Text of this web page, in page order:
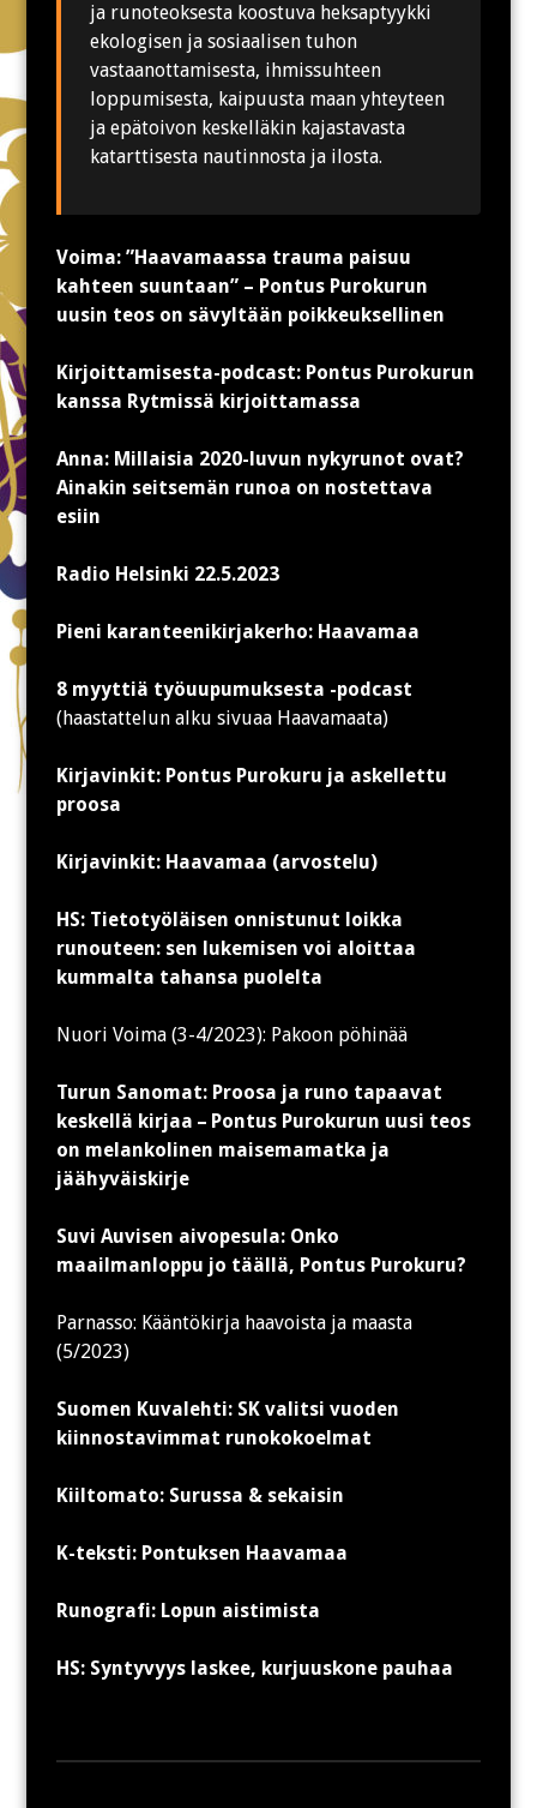
ja runoteoksesta koostuva heksaptyykki
ekologisen ja sosiaalisen tuhon
vastaanottamisesta, ihmissuhteen
loppumisesta, kaipuusta maan yhteyteen
ja epätoivon keskelläkin kajastavasta
katarttisesta nautinnosta ja ilosta.
Voima: ”Haavamaassa trauma paisuu
kahteen suuntaan” – Pontus Purokurun
uusin teos on sävyltään poikkeuksellinen
Kirjoittamisesta-podcast: Pontus Purokurun
kanssa Rytmissä kirjoittamassa
Anna: Millaisia 2020-luvun nykyrunot ovat?
Ainakin seitsemän runoa on nostettava
esiin
Radio Helsinki 22.5.2023
Pieni karanteenikirjakerho: Haavamaa
8 myyttiä työuupumuksesta -podcast
(haastattelun alku sivuaa Haavamaata)
Kirjavinkit: Pontus Purokuru ja askellettu
proosa
Kirjavinkit: Haavamaa (arvostelu)
HS: Tietotyöläisen onnistunut loikka
runouteen: sen lukemisen voi aloittaa
kummalta tahansa puolelta
Nuori Voima (3-4/2023): Pakoon pöhinää
Turun Sanomat: Proosa ja runo tapaavat
keskellä kirjaa – Pontus Purokurun uusi teos
on melankolinen maisemamatka ja
jäähyväiskirje
Suvi Auvisen aivopesula: Onko
maailmanloppu jo täällä, Pontus Purokuru?
Parnasso: Kääntökirja haavoista ja maasta
(5/2023)
Suomen Kuvalehti: SK valitsi vuoden
kiinnostavimmat runokokoelmat
Kiiltomato: Surussa & sekaisin
K-teksti: Pontuksen Haavamaa
Runografi: Lopun aistimista
HS: Syntyvyys laskee, kurjuuskone pauhaa